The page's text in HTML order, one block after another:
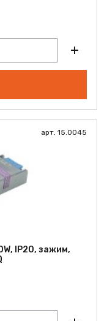
арт. 15.0045
IP20, зажим,